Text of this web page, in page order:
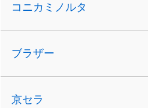
コニカミノルタ
ブラザー
京セラ